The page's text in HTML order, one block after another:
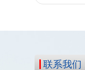
联系我们